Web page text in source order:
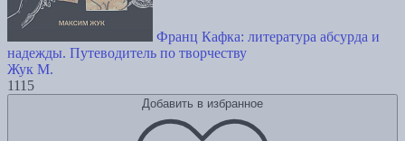
Франц Кафка: литература абсурда и
надежды. Путеводитель по творчеству
Жук М.
1115
Добавить в избранное